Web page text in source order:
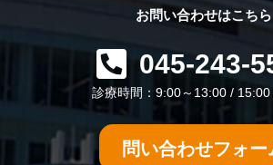
お問い合わせはこちら
045-243-
診療時間：9:00～13:00 /
問い合わせフォー